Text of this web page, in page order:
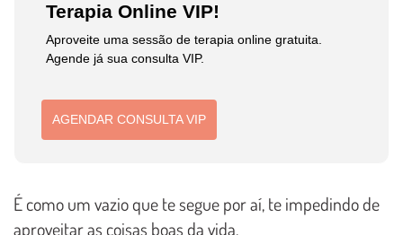
Terapia Online VIP!
Aproveite uma sessão de terapia online gratuita.
Agende já sua consulta VIP.
AGENDAR CONSULTA VIP
É como um vazio que te segue por aí, te impedindo de
aproveitar as coisas boas da vida.